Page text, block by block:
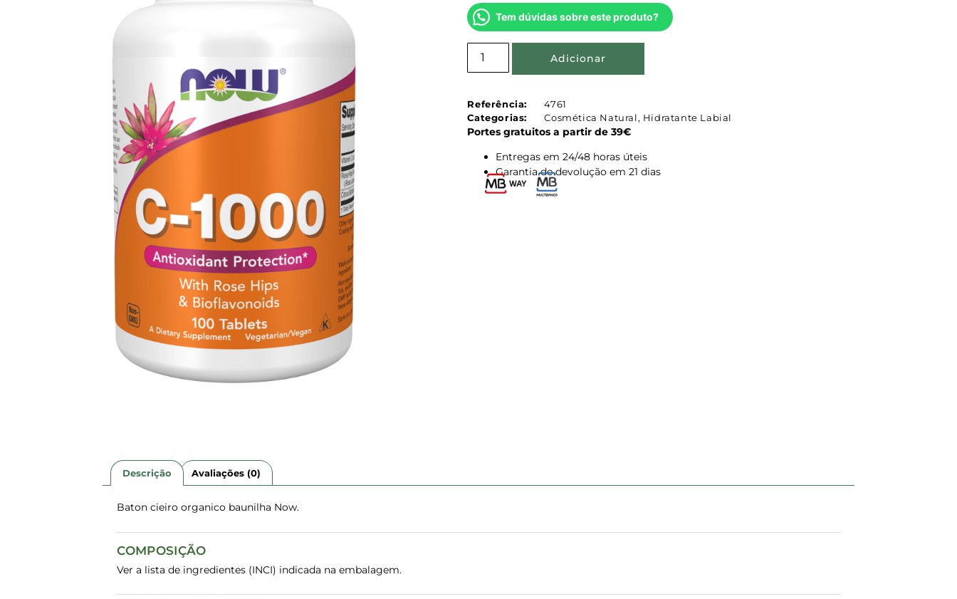
Tem dúvidas sobre este produto?
Adicionar
Referência:
4761
Categorias:
Cosmética Natural, Hidratante Labial
Portes gratuitos a partir de 39€
Entregas em 24/48 horas úteis
Garantia de devolução em 21 dias
Descrição Avaliações (0)
Baton cieiro organico baunilha Now.
COMPOSIÇÃO
Ver a lista de ingredientes (INCI) indicada na embalagem.